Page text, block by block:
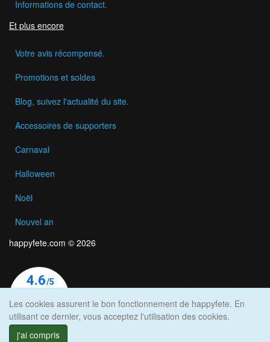
Informations de contact.
Et plus encore
Votre avis récompensé.
Promotions et soldes
Blog, suivez l'actualité du site.
Accessoires de supporters
Carnaval
Halloween
Noël
Nouvel an
happyfete.com © 2026
Les cookies assurent le bon fonctionnement de happyfete. En
utilisant ce dernier, vous acceptez l'utilisation des cookies.
j'ai compris